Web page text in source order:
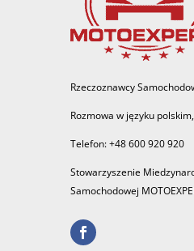
Rzeczoznawcy
Rozmowa w języku
Telefon: +48 600 920 920
Stowarzyszenie
Samochodowej